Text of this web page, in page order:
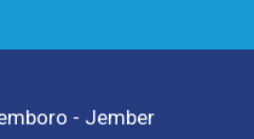
- Jember